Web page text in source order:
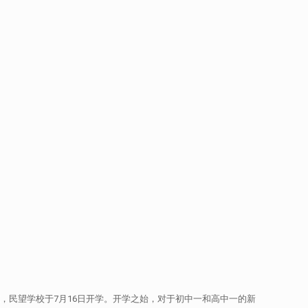
民望学校于7月16日开学。开学之始，对于初中一和高中一的新